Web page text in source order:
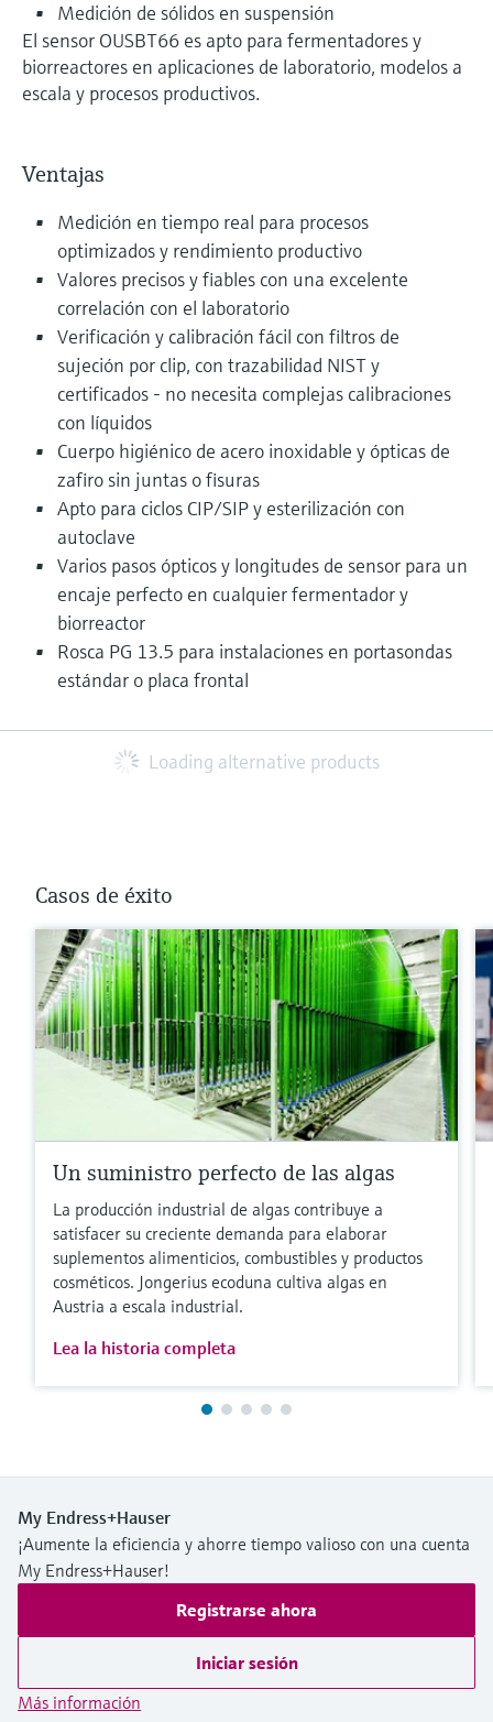
Medición de sólidos en suspensión
El sensor OUSBT66 es apto para fermentadores y
biorreactores en aplicaciones de laboratorio, modelos a
escala y procesos productivos.
Ventajas
Medición en tiempo real para procesos
optimizados y rendimiento productivo
Valores precisos y fiables con una excelente
correlación con el laboratorio
Verificación y calibración fácil con filtros de
sujeción por clip, con trazabilidad NIST y
certificados - no necesita complejas calibraciones
con líquidos
Cuerpo higiénico de acero inoxidable y ópticas de
zafiro sin juntas o fisuras
Apto para ciclos CIP/SIP y esterilización con
autoclave
Varios pasos ópticos y longitudes de sensor para un
encaje perfecto en cualquier fermentador y
biorreactor
Rosca PG 13.5 para instalaciones en portasondas
estándar o placa frontal
Loading alternative products
Casos de éxito
Un suministro perfecto de las algas
La producción industrial de algas contribuye a
satisfacer su creciente demanda para elaborar
suplementos alimenticios, combustibles y productos
cosméticos. Jongerius ecoduna cultiva algas en
Austria a escala industrial.
Lea la historia completa
My Endress+Hauser
¡Aumente la eficiencia y ahorre tiempo valioso con una cuenta
My Endress+Hauser!
Registrarse ahora
Iniciar sesión
Más información